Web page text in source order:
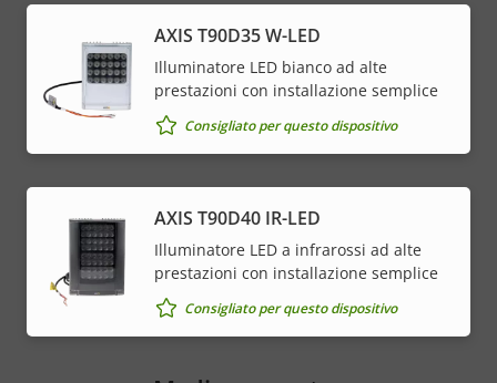
AXIS T90D35 W-LED
Illuminatore LED bianco ad alte
prestazioni con installazione semplice
Consigliato per questo dispositivo
AXIS T90D40 IR-LED
Illuminatore LED a infrarossi ad alte
prestazioni con installazione semplice
Consigliato per questo dispositivo